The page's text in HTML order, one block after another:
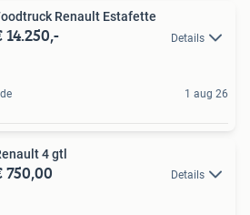
Renault Estafette
14.250,- Details
1 aug 26
4 gtl
750,00 Details